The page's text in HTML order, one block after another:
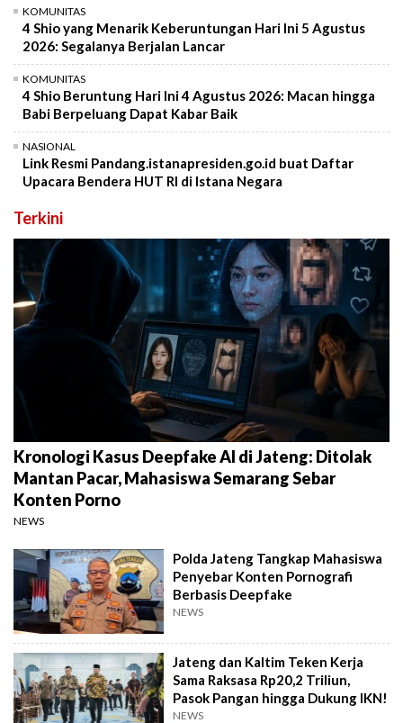
KOMUNITAS
4 Shio yang Menarik Keberuntungan Hari Ini 5 Agustus
2026: Segalanya Berjalan Lancar
KOMUNITAS
4 Shio Beruntung Hari Ini 4 Agustus 2026: Macan hingga
Babi Berpeluang Dapat Kabar Baik
NASIONAL
Link Resmi Pandang.istanapresiden.go.id buat Daftar
Upacara Bendera HUT RI di Istana Negara
Terkini
Kronologi Kasus Deepfake AI di Jateng: Ditolak
Mantan Pacar, Mahasiswa Semarang Sebar
Konten Porno
NEWS
Polda Jateng Tangkap Mahasiswa
Penyebar Konten Pornografi
Berbasis Deepfake
NEWS
Jateng dan Kaltim Teken Kerja
Sama Raksasa Rp20,2 Triliun,
Pasok Pangan hingga Dukung IKN!
NEWS